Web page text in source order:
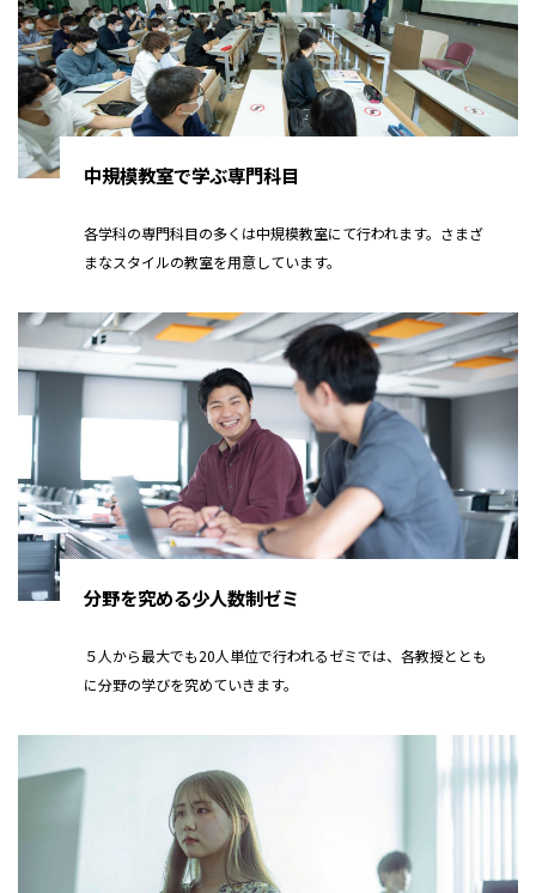
中規模教室で学ぶ専門科目
各学科の専門科目の多くは中規模教室にて行われます。さまざ
まなスタイルの教室を用意しています。
分野を究める少人数制ゼミ
５人から最大でも20人単位で行われるゼミでは、各教授ととも
に分野の学びを究めていきます。